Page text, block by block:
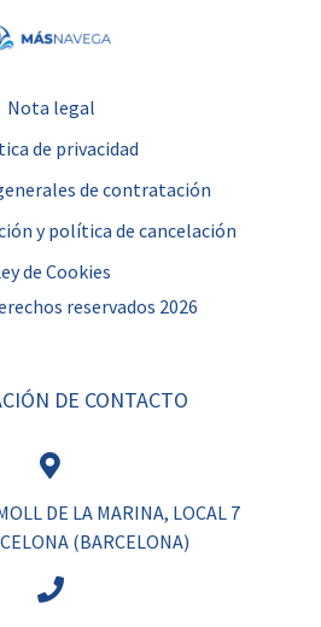
Nota legal
de privacidad
de contratación
y política de cancelación
de Cookies
reservados 2026
DE CONTACTO
DE LA MARINA, LOCAL 7
(BARCELONA)